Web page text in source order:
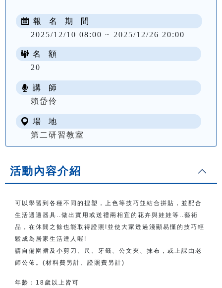
報 名 期 間
2025/12/10 08:00 ~ 2025/12/26 20:00
名 額
20
講 師
賴岱伶
場 地
第二研習教室
活動內容介紹
可以學習到各種不同的捏塑，上色等技巧並結合拼貼，並配合
生活週遭器具..做出實用或送禮兩相宜的花卉與娃娃等..藝術
品，在休閒之餘也能取得證照!並使大家透過淺顯易懂的技巧輕
鬆成為居家生活達人喔!
請自備圍裙及小剪刀、尺、牙籤、公文夾、抹布，或上課由老
師公佈。(材料費另計、證照費另計)
年齡：18歲以上皆可